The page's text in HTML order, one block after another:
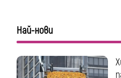
Най-нови